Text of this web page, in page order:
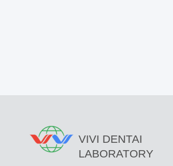
VIVI DENTAI
LABORATORY